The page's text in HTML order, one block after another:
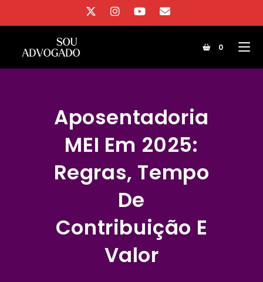
conteúdo
0
Aposentadoria
MEI Em 2025:
Regras, Tempo
De
Contribuição E
Valor